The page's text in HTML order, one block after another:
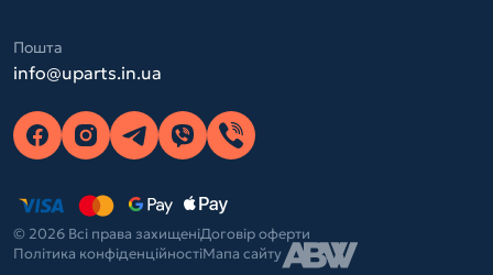
Пошта
info@uparts.in.ua
© 2026 Всі права захищеніДоговір оферти
Політика конфіденційностіМапа сайту